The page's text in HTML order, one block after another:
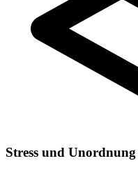
Stress und Unordnung